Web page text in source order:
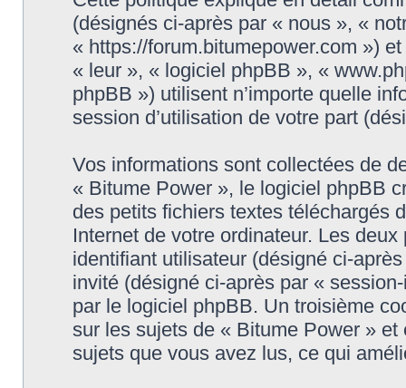
(désignés ci-après par « nous », «
« https://forum.bitumepower.com »)
« leur », « logiciel phpBB », «
phpBB ») utilisent n’importe quelle
session d’utilisation de votre part
Vos informations sont collectées de
« Bitume Power », le logiciel phpBB
des petits fichiers textes téléchargés
Internet de votre ordinateur. Les
identifiant utilisateur (désigné ci-
invité (désigné ci-après par «
par le logiciel phpBB. Un troisième
sur les sujets de « Bitume Power »
sujets que vous avez lus, ce qui